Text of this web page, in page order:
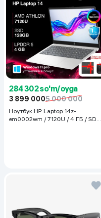
284 302 so'm/oyga
3 899 0005 000 000
Ноутбук HP Laptop 14z-
em0002wm / 7120U / 4 ГБ / SDD